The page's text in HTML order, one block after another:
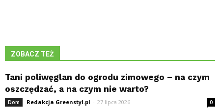
ZOBACZ TEŻ
Tani poliwęglan do ogrodu zimowego – na czym
oszczędzać, a na czym nie warto?
Dom Redakcja Greenstyl.pl - 27 lipca 2026 0